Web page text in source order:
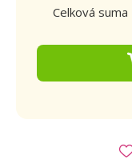
Celková suma